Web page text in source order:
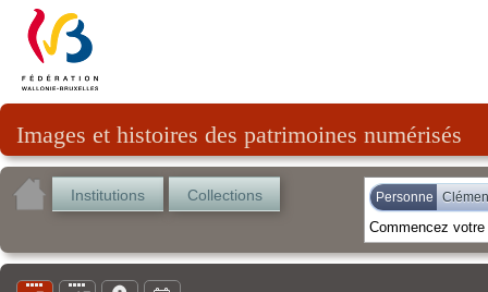
Images et histoires des patrimoines numérisés
Institutions Collections Personne